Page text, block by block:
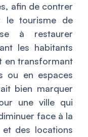
afin de contrer
le tourisme de
à restaurer
les habitants
en transformant
ou en espaces
bien marquer
une ville qui
face à la
des locations